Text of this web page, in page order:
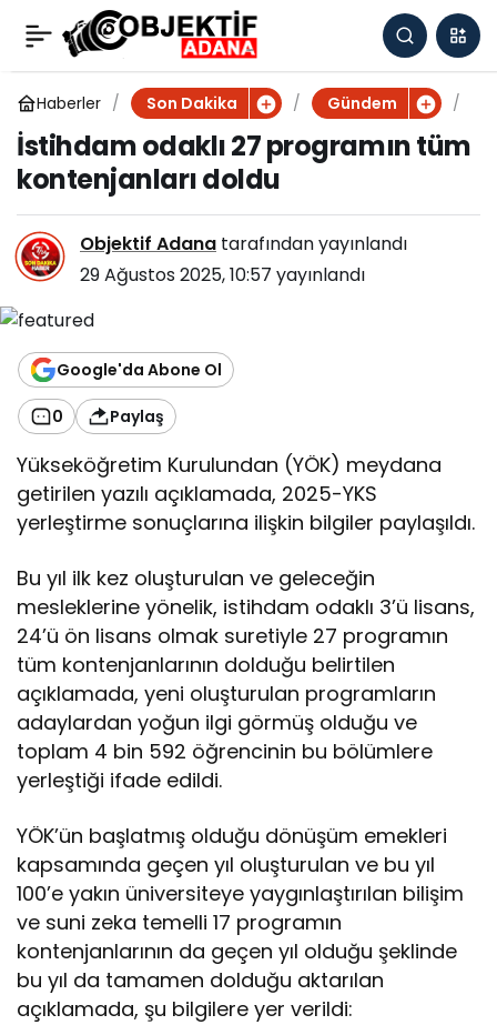
Haberler Son Dakika Gündem
d
o
m
İstihdam odaklı 27 programın tüm
kontenjanları doldu
Objektif Adana tarafından yayınlandı
29 Ağustos 2025, 10:57 yayınlandı
Google'da Abone Ol
0 Paylaş
Yükseköğretim Kurulundan (YÖK) meydana
getirilen yazılı açıklamada, 2025-YKS
yerleştirme sonuçlarına ilişkin bilgiler paylaşıldı.
Bu yıl ilk kez oluşturulan ve geleceğin
mesleklerine yönelik, istihdam odaklı 3’ü lisans,
24’ü ön lisans olmak suretiyle 27 programın
tüm kontenjanlarının dolduğu belirtilen
açıklamada, yeni oluşturulan programların
adaylardan yoğun ilgi görmüş olduğu ve
toplam 4 bin 592 öğrencinin bu bölümlere
yerleştiği ifade edildi.
YÖK’ün başlatmış olduğu dönüşüm emekleri
kapsamında geçen yıl oluşturulan ve bu yıl
100’e yakın üniversiteye yaygınlaştırılan bilişim
ve suni zeka temelli 17 programın
kontenjanlarının da geçen yıl olduğu şeklinde
bu yıl da tamamen dolduğu aktarılan
açıklamada, şu bilgilere yer verildi:
İstihdam odaklı 27
programın tüm
kontenjanları doldu